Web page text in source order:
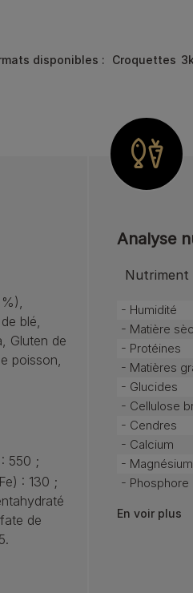
disponibles : Croquettes
blé,
Gluten de
poisson,
550 ;
: 130 ;
de
Analyse
Nutriment
- Humidité
- Matière
- Protéines
- Matières
- Glucides
- Cellulose
- Cendres
- Calcium
- Magnésium
- Phosphore
En voir plus